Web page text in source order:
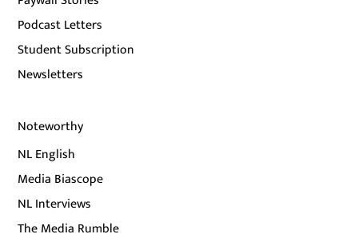
Podcast Letters
Student Subscription
Newsletters
Noteworthy
NL English
Media Biascope
NL Interviews
The Media Rumble